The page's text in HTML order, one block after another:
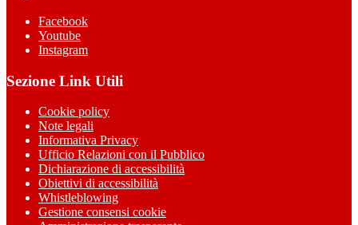
Facebook
Youtube
Instagram
Sezione Link Utili
Cookie policy
Note legali
Informativa Privacy
Ufficio Relazioni con il Pubblico
Dichiarazione di accessibilità
Obiettivi di accessibilità
Whistleblowing
Gestione consensi cookie